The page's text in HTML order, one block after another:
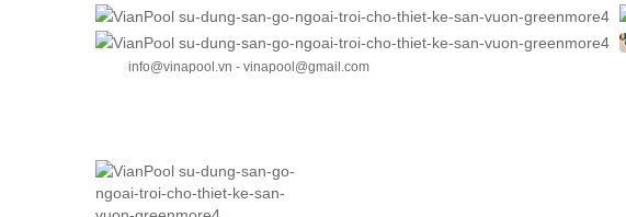
info@vinapool.vn - vinapool@gmail.com